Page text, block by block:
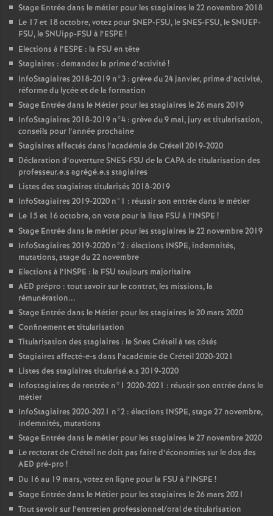
Stage Entrée dans le métier pour les stagiaires le 22 novembre 2018
Le 17 et 18 octobre, votez pourSNEP-FSU, leSNES-FSU, leSNUEP-
FSU, le SNUipp-FSU à l’ESPE !
Elections à l’ESPE : la FSU en tête
Stagiaires : demandez la prime d’activité!
InfoStagiaires 2018-2019 n°3 : grève du 24 janvier, prime d’activité,
réforme du lycée et de la formation
Stage Entrée dans le Métier pour les stagiaires le 26 mars 2019
InfoStagiaires 2018-2019 n°4 : grève du 9 mai, jury et titularisation,
conseils pour l’année prochaine
Stagiaires affectés dans l’académie de Créteil 2019-2020
Déclaration d’ouvertureSNES-FSU de la CAPAde titularisation des
professeur.e.s agrégé.e.s stagiaires
Listes des stagiaires titularisés 2018-2019
InfoStagiaires 2019-2020 n°1 : réussir son entrée dans le métier
Le 15 et 16 octobre, on vote pour la liste FSU à l’INSPE !
Stage Entrée dans le métier pour les stagiaires le 22 novembre 2019
InfoStagiaires 2019-2020 n°2 : élections INSPE, indemnités,
mutations, stage du 22 novembre
Elections à l’INSPE : la FSU toujours majoritaire
AED prépro : tout savoir sur le contrat, les missions, la
rémunération...
Stage Entrée dans le Métier pour les stagiaires le 20 mars 2020
Confinement et titularisation
Titularisation des stagiaires : le Snes Créteil à tes côtés
Stagiaires affecté-e-s dans l’académie de Créteil 2020-2021
Listes des stagiaires titularisé.e.s 2019-2020
Infostagiaires de rentrée n°1 2020-2021 : réussir son entrée dans le
métier
InfoStagiaires 2020-2021 n°2 : élections INSPE, stage 27 novembre,
indemnités, mutations
Stage Entrée dans le métier pour les stagiaires le 27 novembre 2020
Le rectorat de Créteil ne doit pas faire d’économies sur le dos des
AED pré-pro !
Du 16 au 19 mars, votez en ligne pour la FSU à l’INSPE !
Stage Entrée dans le Métier pour les stagiaires le 26 mars 2021
Tout savoir sur l’entretien professionnel/oral de titularisation